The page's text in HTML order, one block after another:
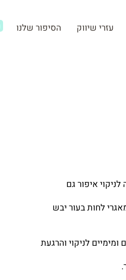
עזרי שיווק הסיפור שלנו
איפור גם
לחות בעור יבש
לניקוי והרגעת